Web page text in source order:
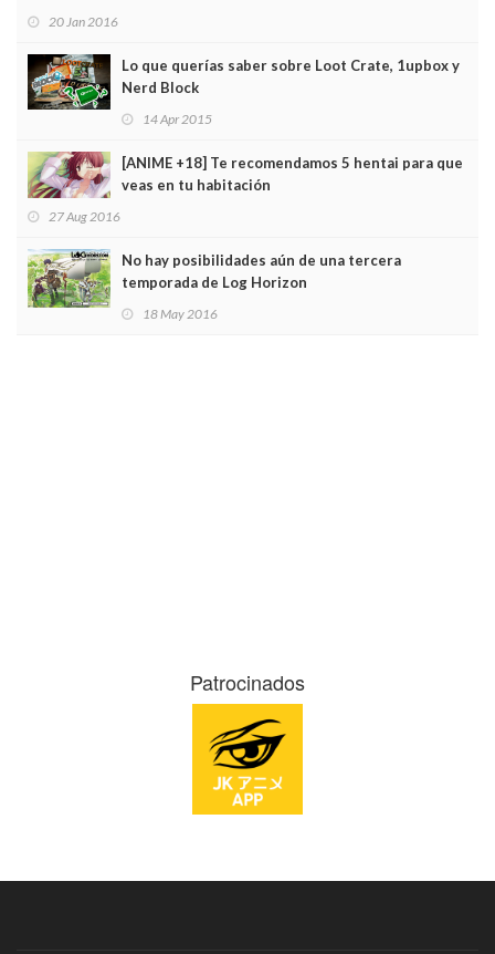
20 Jan 2016
Lo que querías saber sobre Loot Crate, 1upbox y
Nerd Block
14 Apr 2015
[ANIME +18] Te recomendamos 5 hentai para que
veas en tu habitación
27 Aug 2016
No hay posibilidades aún de una tercera
temporada de Log Horizon
18 May 2016
Patrocinados